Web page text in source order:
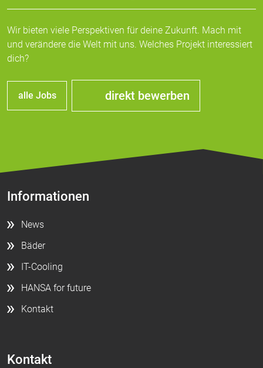
Wir bieten viele Perspektiven für deine Zukunft. Mach mit
und verändere die Welt mit uns. Welches Projekt interessiert
dich?
alle Jobs direkt bewerben
Informationen
News
Bäder
IT-Cooling
HANSA for future
Kontakt
Kontakt